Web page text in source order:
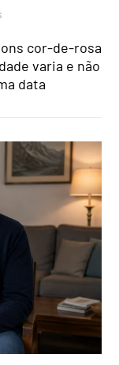
cor-de-rosa
varia e não
data